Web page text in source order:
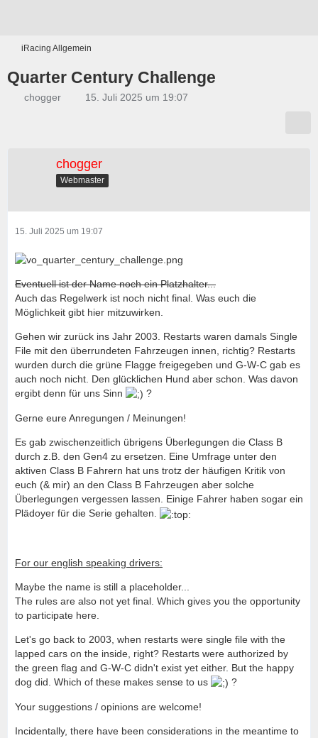
iRacing Allgemein
Quarter Century Challenge
chogger 15. Juli 2025 um 19:07
chogger
Webmaster
15. Juli 2025 um 19:07
Eventuell ist der Name noch ein Platzhalter...
Auch das Regelwerk ist noch nicht final. Was euch die
Möglichkeit gibt hier mitzuwirken.
Gehen wir zurück ins Jahr 2003. Restarts waren damals Single
File mit den überrundeten Fahrzeugen innen, richtig? Restarts
wurden durch die grüne Flagge freigegeben und G-W-C gab es
auch noch nicht. Den glücklichen Hund aber schon. Was davon
ergibt denn für uns Sinn
?
Gerne eure Anregungen / Meinungen!
Es gab zwischenzeitlich übrigens Überlegungen die Class B
durch z.B. den Gen4 zu ersetzen. Eine Umfrage unter den
aktiven Class B Fahrern hat uns trotz der häufigen Kritik von
euch (& mir) an den Class B Fahrzeugen aber solche
Überlegungen vergessen lassen. Einige Fahrer haben sogar ein
Plädoyer für die Serie gehalten.
For our english speaking drivers:
Maybe the name is still a placeholder...
The rules are also not yet final. Which gives you the opportunity
to participate here.
Let's go back to 2003, when restarts were single file with the
lapped cars on the inside, right? Restarts were authorized by
the green flag and G-W-C didn't exist yet either. But the happy
dog did. Which of these makes sense to us
?
Your suggestions / opinions are welcome!
Incidentally, there have been considerations in the meantime to